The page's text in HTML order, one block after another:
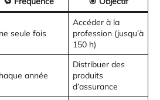
seule fois
Accéder à la
profession (jusqu’à
150 h)
année
Distribuer des
produits
d’assurance